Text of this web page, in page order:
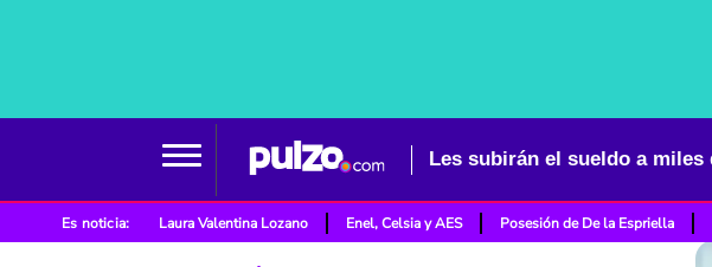
Es noticia: Laura Valentina Lozano Enel, Celsia y AES Posesión de De la Espriella